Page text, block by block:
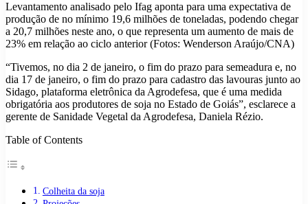
Levantamento analisado pelo Ifag aponta para uma expectativa de
produção de no mínimo 19,6 milhões de toneladas, podendo chegar
a 20,7 milhões neste ano, o que representa um aumento de mais de
23% em relação ao ciclo anterior (Fotos: Wenderson Araújo/CNA)
“Tivemos, no dia 2 de janeiro, o fim do prazo para semeadura e, no
dia 17 de janeiro, o fim do prazo para cadastro das lavouras junto ao
Sidago, plataforma eletrônica da Agrodefesa, que é uma medida
obrigatória aos produtores de soja no Estado de Goiás”, esclarece a
gerente de Sanidade Vegetal da Agrodefesa, Daniela Rézio.
Table of Contents
Colheita da soja